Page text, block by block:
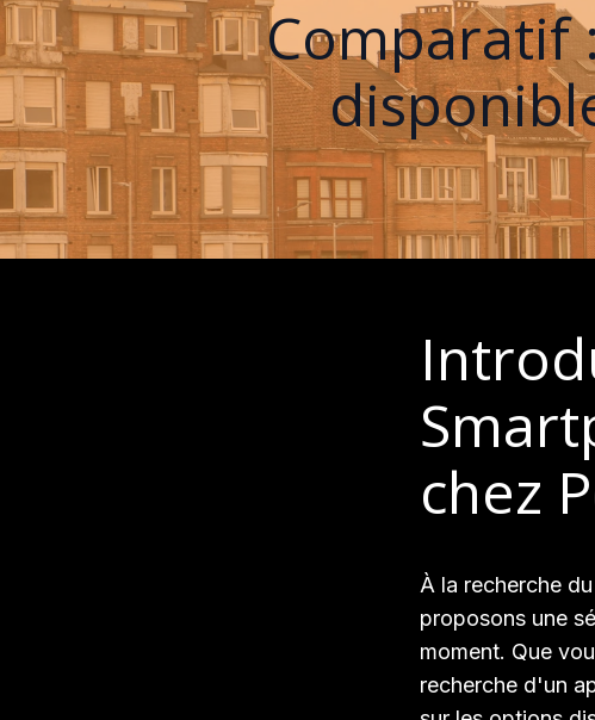
Comparatif
chez
À la recherche
proposons une
moment. Que
recherche d'un